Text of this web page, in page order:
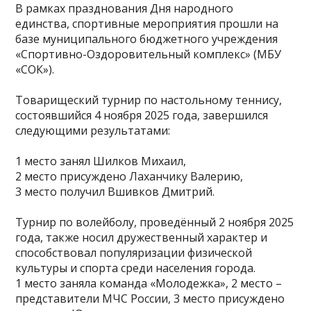
В рамках празднования Дня народного
единства, спортивные мероприятия прошли на
базе муниципального бюджетного учреждения
«Спортивно-Оздоровительный комплекс» (МБУ
«СОК»).
Товарищеский турнир по настольному теннису,
состоявшийся 4 ноября 2025 года, завершился
следующими результатами:
1 место занял Шилков Михаил,
2 место присуждено Лаханчику Валерию,
3 место получил Вшивков Дмитрий.
Турнир по волейболу, проведённый 2 ноября 2025
года, также носил дружественный характер и
способствовал популяризации физической
культуры и спорта среди населения города.
1 место заняла команда «Молодежка», 2 место –
представители МЧС России, 3 место присуждено